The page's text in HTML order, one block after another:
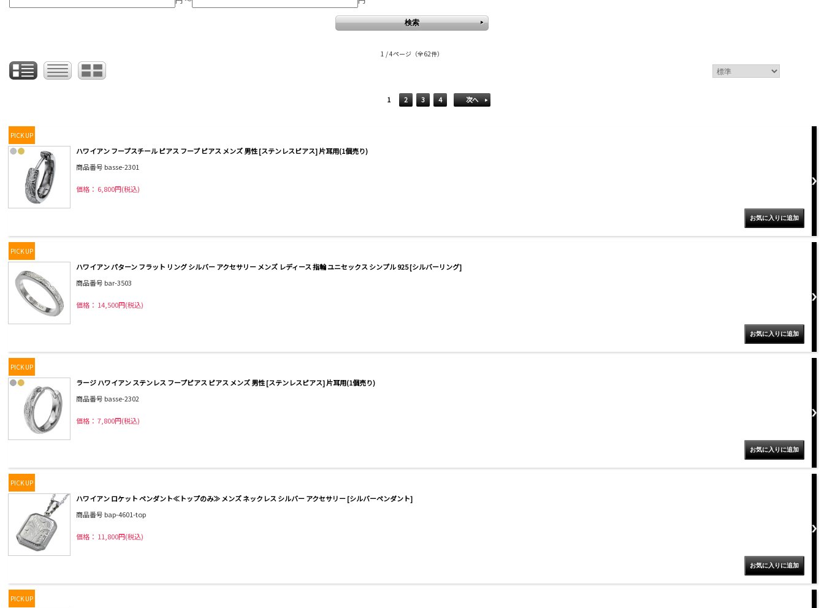
1 / 4ページ （全62件）
1 2 3 4 次へ
PICK UP
ハワイアン フープスチール ピアス フープ ピアス メンズ 男性 [ステンレスピアス] 片耳用(1個売り)
商品番号 basse-2301
価格： 6,800円(税込)
PICK UP
ハワイアン パターン フラット リング シルバー アクセサリー メンズ レディース 指輪 ユニセックス シンプル 925 [シルバーリング]
商品番号 bar-3503
価格： 14,500円(税込)
PICK UP
ラージ ハワイアン ステンレス フープピアス ピアス メンズ 男性 [ステンレスピアス] 片耳用(1個売り)
商品番号 basse-2302
価格： 7,800円(税込)
PICK UP
ハワイアン ロケット ペンダント≪トップのみ≫ メンズ ネックレス シルバー アクセサリー [シルバーペンダント]
商品番号 bap-4601-top
価格： 11,800円(税込)
PICK UP